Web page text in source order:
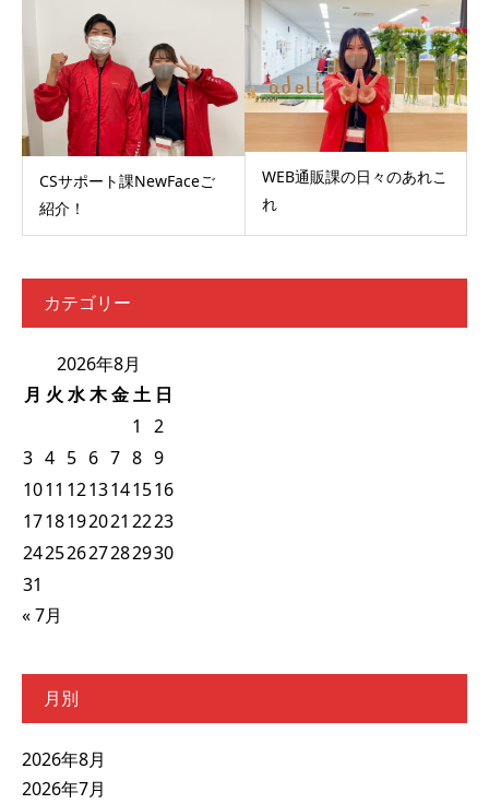
CSサポート課NewFaceご
紹介！
WEB通販課の日々のあれこ
れ
カテゴリー
2026年8月
月 火 水木金土 日
1
2
3 4 5 6 7 8 9
1011 1213141516
1718192021 2223
24252627282930
31
« 7月
月別
2026年8月
2026年7月